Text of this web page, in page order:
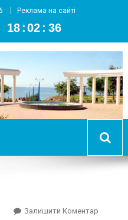
Реклама на сайті
18 :02 : 36
Южный
Залишити КоментарOn